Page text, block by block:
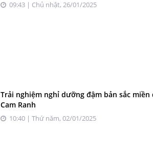
09:43 | Chủ nhật, 26/01/2025
Trải nghiệm nghỉ dưỡng đậm bản sắc
Cam Ranh
10:40 | Thứ năm, 02/01/2025